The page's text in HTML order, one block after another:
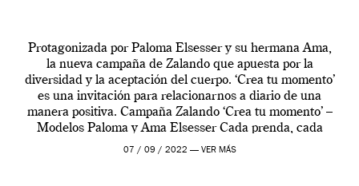
Protagonizada por Paloma Elsesser y su hermana Ama,
la nueva campaña de Zalando que apuesta por la
diversidad y la aceptación del cuerpo. ‘Crea tu momento’
es una invitación para relacionarnos a diario de una
manera positiva. Campaña Zalando ‘Crea tu momento’ –
Modelos Paloma y Ama Elsesser Cada prenda, cada
outfit, cada momento, caracteriza […]
07 / 09 / 2022 — VER MÁS